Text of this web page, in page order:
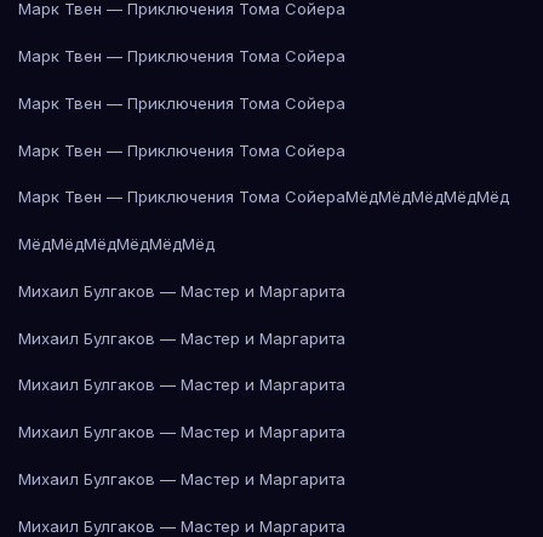
Марк Твен — Приключения Тома Сойера
Марк Твен — Приключения Тома Сойера
Марк Твен — Приключения Тома Сойера
Марк Твен — Приключения Тома Сойера
Марк Твен — Приключения Тома СойераМёдМёдМёдМёдМёд
МёдМёдМёдМёдМёдМёд
Михаил Булгаков — Мастер и Маргарита
Михаил Булгаков — Мастер и Маргарита
Михаил Булгаков — Мастер и Маргарита
Михаил Булгаков — Мастер и Маргарита
Михаил Булгаков — Мастер и Маргарита
Михаил Булгаков — Мастер и Маргарита